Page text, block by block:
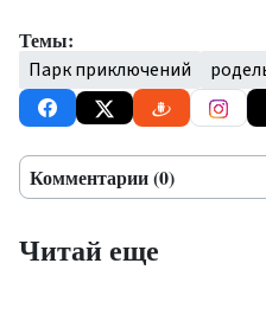
Темы:
Парк приключений
Комментарии (0)
Читай еще